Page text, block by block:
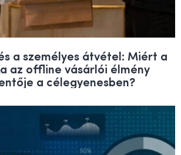
a személyes átvétel: Miért a
az offline vásárlói élmény
a célegyenesben?